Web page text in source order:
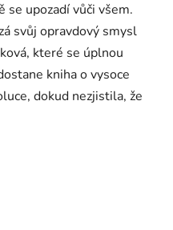
se upozadí vůči všem.
svůj opravdový smysl
které se úplnou
kniha o vysoce
dokud nezjistila, že